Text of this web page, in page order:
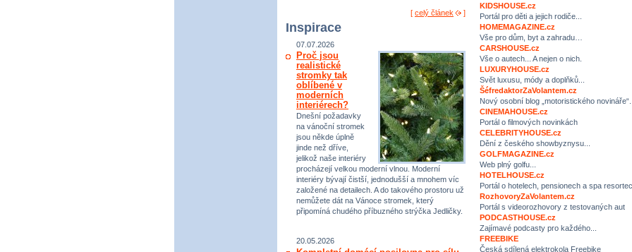
[ celý článek ]
Inspirace
07.07.2026
Proč jsou
realistické
stromky tak
oblíbené v
moderních
interiérech?
Dnešní požadavky
na vánoční stromek
jsou někde úplně
jinde než dříve,
jelikož naše interiéry
procházejí velkou moderní vlnou. Moderní
interiéry bývají čistší, jednodušší a mnohem víc
založené na detailech. A do takového prostoru už
nemůžete dát na Vánoce stromek, který
připomíná chudého příbuzného strýčka Jedličky.
20.05.2026
KIDSHOUSE.cz
Portál pro děti a jejich rodiče...
HOMEMAGAZINE.cz
Vše pro dům, byt a zahradu…
CARSHOUSE.cz
Vše o autech... A nejen o nich.
LUXURYHOUSE.cz
Svět luxusu, módy a doplňků...
ŠéfredaktorZaVolantem.cz
Nový osobní blog „motoristického novináře“.
CINEMAHOUSE.cz
Portál o filmových novinkách
CELEBRITYHOUSE.cz
Dění z českého showbyznysu...
GOLFMAGAZINE.cz
Web plný golfu...
HOTELHOUSE.cz
Portál o hotelech, pensionech a spa
RozhovoryZaVolantem.cz
Portál s videorozhovory z testovaných aut
PODCASTHOUSE.cz
Zajímavé podcasty pro každého...
FREEBIKE
Česká sdílená elektrokola Freebike